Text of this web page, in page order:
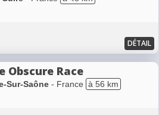
DÉTAIL
Obscure Race
Sur-Saône - France à 56 km